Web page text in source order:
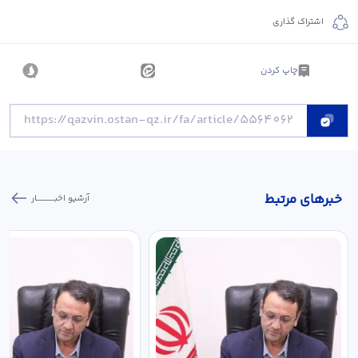
اشتراک گذاری
چاپ کردن
خبر‌های مرتبط آرشیو اخبـــــــــــار